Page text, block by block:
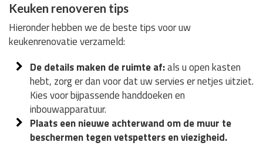
Keuken renoveren tips
Hieronder hebben we de beste tips voor uw
keukenrenovatie verzameld:
De details maken de ruimte af:als u open kasten
hebt, zorg er dan voor dat uw servies er netjes uitziet.
Kies voor bijpassende handdoeken en
inbouwapparatuur.
Plaats een nieuwe achterwand om de muur te
beschermen tegen vetspetters en viezigheid.